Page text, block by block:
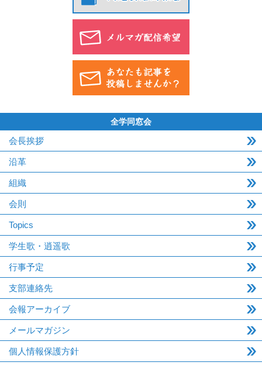
全学同窓会
会長挨拶
沿革
組織
会則
Topics
学生歌・逍遥歌
行事予定
支部連絡先
会報アーカイブ
メールマガジン
個人情報保護方針